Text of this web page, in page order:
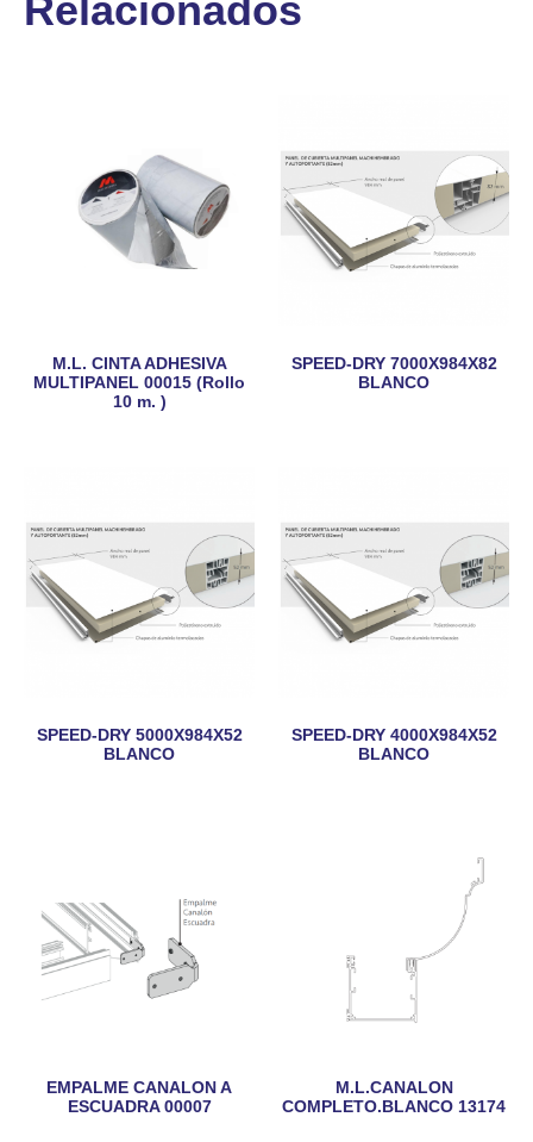
Relacionados
M.L. CINTA ADHESIVA
MULTIPANEL 00015 (Rollo
10 m. )
SPEED-DRY 7000X984X82
BLANCO
SPEED-DRY 5000X984X52
BLANCO
SPEED-DRY 4000X984X52
BLANCO
EMPALME CANALON A
ESCUADRA 00007
M.L.CANALON
COMPLETO.BLANCO 13174